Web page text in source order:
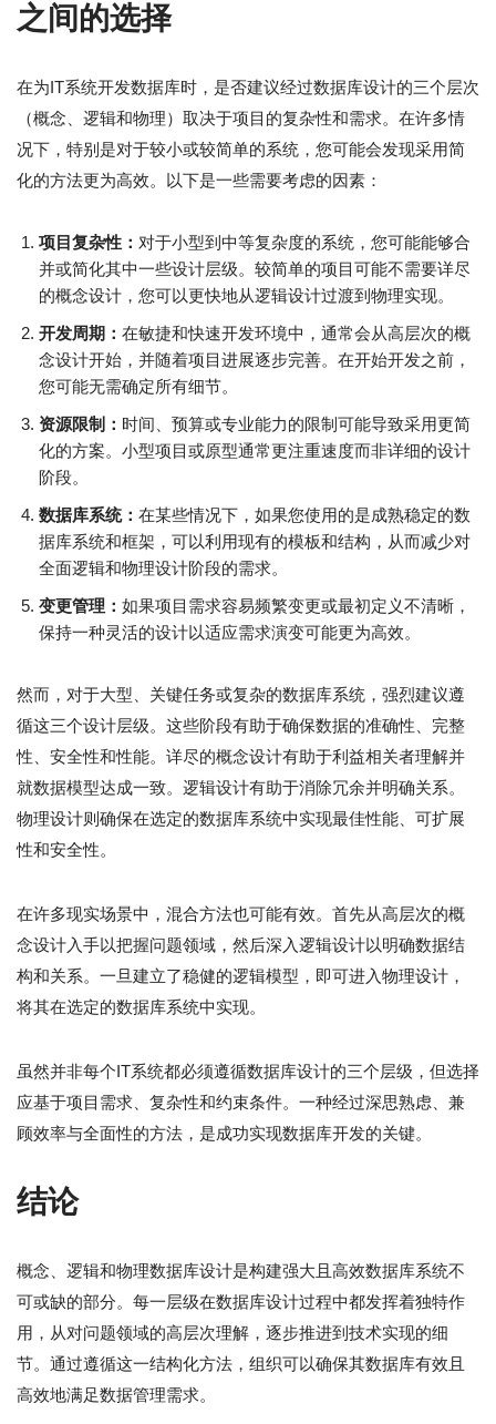
之间的选择
在为IT系统开发数据库时，是否建议经过数据库设计的三个层次
（概念、逻辑和物理）取决于项目的复杂性和需求。在许多情
况下，特别是对于较小或较简单的系统，您可能会发现采用简
化的方法更为高效。以下是一些需要考虑的因素：
项目复杂性： 对于小型到中等复杂度的系统，您可能能够合
并或简化其中一些设计层级。较简单的项目可能不需要详尽
的概念设计，您可以更快地从逻辑设计过渡到物理实现。
开发周期： 在敏捷和快速开发环境中，通常会从高层次的概
念设计开始，并随着项目进展逐步完善。在开始开发之前，
您可能无需确定所有细节。
资源限制： 时间、预算或专业能力的限制可能导致采用更简
化的方案。小型项目或原型通常更注重速度而非详细的设计
阶段。
数据库系统： 在某些情况下，如果您使用的是成熟稳定的数
据库系统和框架，可以利用现有的模板和结构，从而减少对
全面逻辑和物理设计阶段的需求。
变更管理： 如果项目需求容易频繁变更或最初定义不清晰，
保持一种灵活的设计以适应需求演变可能更为高效。
然而，对于大型、关键任务或复杂的数据库系统，强烈建议遵
循这三个设计层级。这些阶段有助于确保数据的准确性、完整
性、安全性和性能。详尽的概念设计有助于利益相关者理解并
就数据模型达成一致。逻辑设计有助于消除冗余并明确关系。
物理设计则确保在选定的数据库系统中实现最佳性能、可扩展
性和安全性。
在许多现实场景中，混合方法也可能有效。首先从高层次的概
念设计入手以把握问题领域，然后深入逻辑设计以明确数据结
构和关系。一旦建立了稳健的逻辑模型，即可进入物理设计，
将其在选定的数据库系统中实现。
虽然并非每个IT系统都必须遵循数据库设计的三个层级，但选择
应基于项目需求、复杂性和约束条件。一种经过深思熟虑、兼
顾效率与全面性的方法，是成功实现数据库开发的关键。
结论
概念、逻辑和物理数据库设计是构建强大且高效数据库系统不
可或缺的部分。每一层级在数据库设计过程中都发挥着独特作
用，从对问题领域的高层次理解，逐步推进到技术实现的细
节。通过遵循这一结构化方法，组织可以确保其数据库有效且
高效地满足数据管理需求。